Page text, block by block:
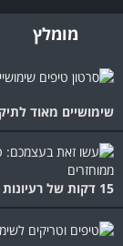
מומלץ
שימושיים מאוד
15 דקות של רעיונות מחזור לשדרוג הבית שיעוררו בכם השראה!